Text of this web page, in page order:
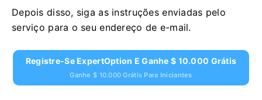
Depois disso, siga as instruções enviadas pelo
serviço para o seu endereço de e-mail.
Registre-Se ExpertOption E Ganhe $ 10.000 Grátis
Ganhe $ 10.000 Grátis Para Iniciantes